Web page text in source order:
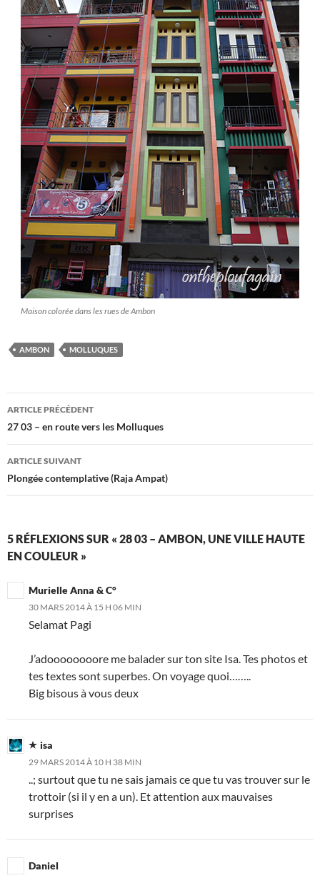
Maison colorée dans les rues de Ambon
AMBON MOLLUQUES
Navigation
des
articles
ARTICLE PRÉCÉDENT
27 03 – en route vers les Molluques
ARTICLE SUIVANT
Plongée contemplative (Raja Ampat)
5 RÉFLEXIONS SUR « 28 03 – AMBON, UNE VILLE HAUTE
EN COULEUR »
Murielle Anna & C°
30 MARS 2014 À 15 H 06 MIN
Selamat Pagi
J’adoooooooore me balader sur ton site Isa. Tes photos et
tes textes sont superbes. On voyage quoi……..
Big bisous à vous deux
isa
29 MARS 2014 À 10 H 38 MIN
..; surtout que tu ne sais jamais ce que tu vas trouver sur le
trottoir (si il y en a un). Et attention aux mauvaises
surprises
Daniel